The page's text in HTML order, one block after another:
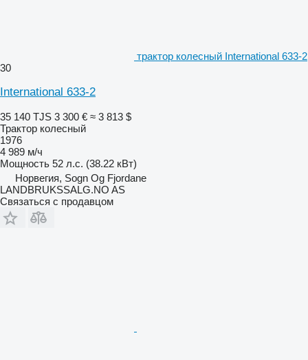
трактор колесный International 633-2
30
International 633-2
35 140 TJS 3 300 € ≈ 3 813 $
Трактор колесный
1976
4 989 м/ч
Мощность 52 л.с. (38.22 кВт)
Норвегия, Sogn Og Fjordane
LANDBRUKSSALG.NO AS
Связаться с продавцом